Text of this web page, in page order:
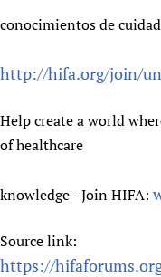
conocimientos de
http://hifa.org/join/
Help create a world
of healthcare
knowledge - Join HIFA:
Source link:
https://